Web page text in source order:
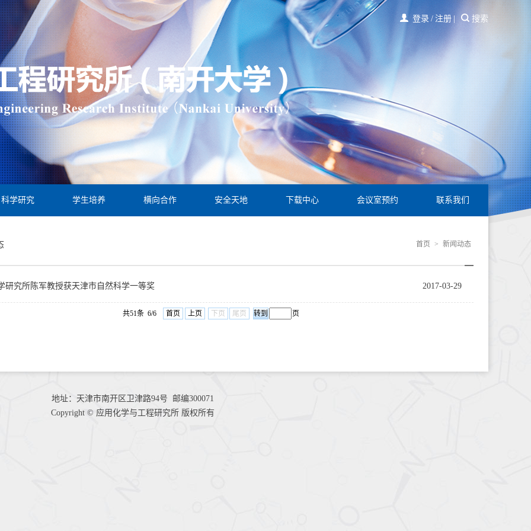
登录 / 注册 搜索
科学研究 学生培养 横向合作 安全天地 下载中心 会议室预约 联系我们
首页 > 新闻动态
研究所陈军教授获天津市自然科学一等奖 2017-03-29
共51条 6/6 首页 上页 下页 尾页 页
地址：天津市南开区卫津路94号 邮编300071
Copyright © 应用化学与工程研究所 版权所有